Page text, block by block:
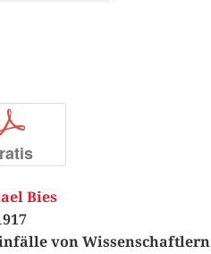
p
Bies
von Wissenschaftlern